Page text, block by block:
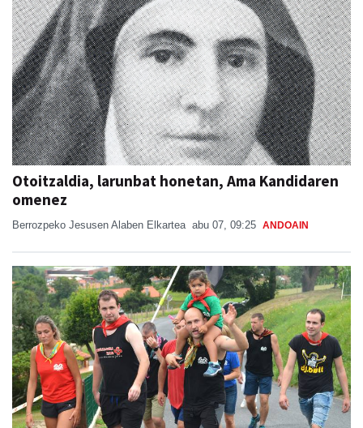
Otoitzaldia, larunbat honetan, Ama Kandidaren
omenez
Berrozpeko Jesusen Alaben Elkartea abu 07, 09:25 ANDOAIN